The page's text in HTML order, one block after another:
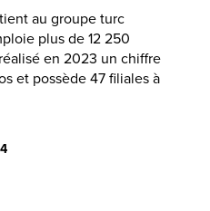
au groupe turc
plus de 12 250
en 2023 un chiffre
et possède 47 filiales à